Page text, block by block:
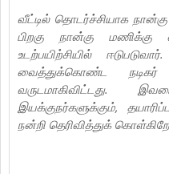
வீட்டில் தொடர்ச்சியாக
பிறகு நான்கு மணிக்கு
உடற்பயிற்சியில்
வைத்துக்கொண்ட
வருடமாகிவிட்டது.
இயக்குநர்களுக்கும்,
நன்றி தெரிவித்துக்